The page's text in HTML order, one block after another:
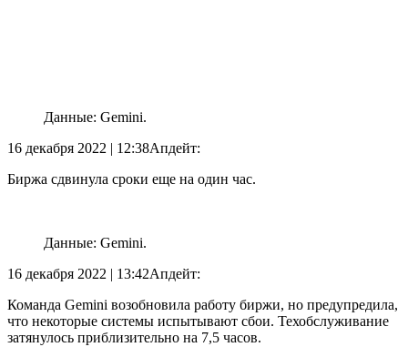
Данные: Gemini.
16 декабря 2022 | 12:38Апдейт:
Биржа сдвинула сроки еще на один час.
Данные: Gemini.
16 декабря 2022 | 13:42Апдейт:
Команда Gemini возобновила работу биржи, но предупредила,
что некоторые системы испытывают сбои. Техобслуживание
затянулось приблизительно на 7,5 часов.